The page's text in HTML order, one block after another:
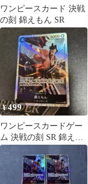
ワンピースカード 決戦
の刻 錦えもん SR
¥499
ワンピースカードゲー
ム 決戦の刻 SR 錦えも
ん OP16-082